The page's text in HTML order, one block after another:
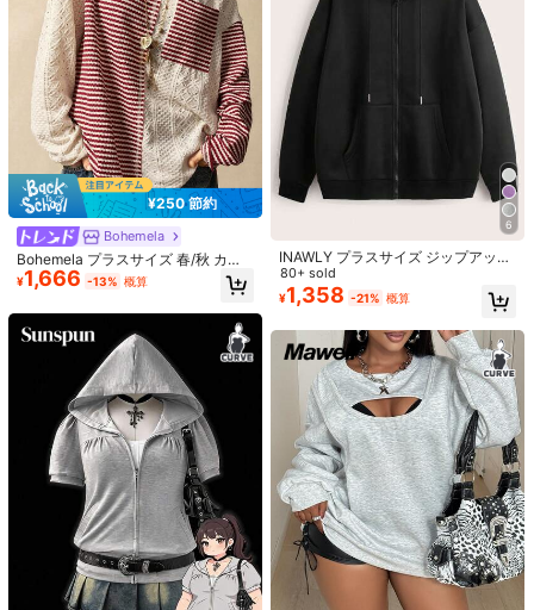
M 0XL 1XL
サイズガイド
お探しのサイズがありませんか？ 教えてください
すべての サイズ は3日間配達の対象となります
お届け先 Japan
送料無料
3日間配達
500 ポイント 付与遅延
お届け予定日: 8月13日
3日間配達 : 土日祝日を除く
返品無料
安全な支払い · プライバシー保護
Sold by & Ships from: beirao
製品詳細
編み物生地
100% コットン
もっと見る
4.26 8 フォロワー
4.26 8 フォロワー
4.26 8 フォロワー
4.26 8 フォロワー
4.26 8 フォロワー
¥250 節約
Bohemela
Bohemela プラスサイズ 春/秋 カジ
ュアル カラーブロック ストライプ
パッチワーク スウェットシャツ
¥1,666 -13% 概算
6
INAWLY プラスサイズ ジップアップ
ドロップショルダー ドローストリン
グ サーマルライニング スウェットシ
ャツ、冬のグラデュエーション、新
オーバースウェットシャツ
80+ sold
¥1,358 -21% 概算